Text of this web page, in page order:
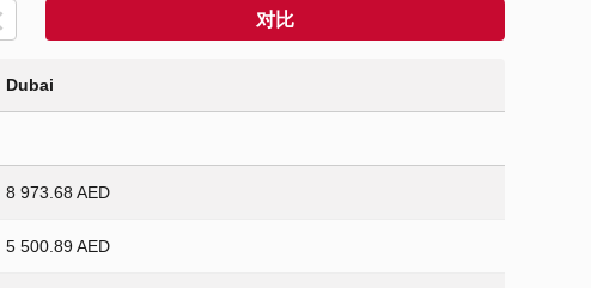
对比
Dubai
8 973.68 AED
5 500.89 AED